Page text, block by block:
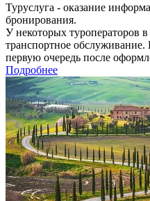
Туруслуга - оказание
бронирования.
У некоторых туроператоров
транспортное обслуживание.
первую очередь после
Подробнее